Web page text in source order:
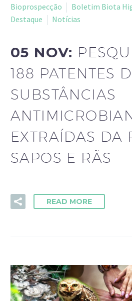
Bioprospecção
Boletim Biota
Destaque
Notícias
05 NOV:
188 PATENTES
SUBSTÂNCIAS
EXTRAÍDAS DA
SAPOS E RÃS
READ MORE